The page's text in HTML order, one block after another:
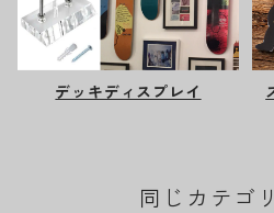
デッキディスプレイ
同じカテゴ